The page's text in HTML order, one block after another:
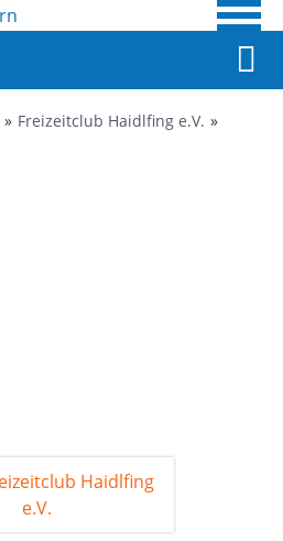
Freizeitclub Haidlfing e.V.